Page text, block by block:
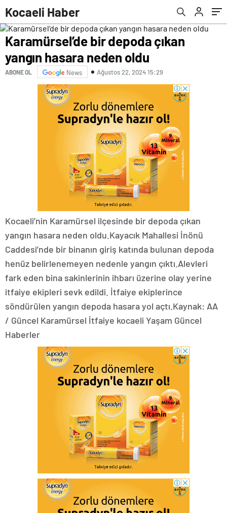
Kocaeli Haber
Karamürsel’de bir depoda çıkan
yangın hasara neden oldu
ABONE OL News Ağustos 22, 2024 15:29
Kocaeli’nin Karamürsel ilçesinde bir depoda çıkan
yangın hasara neden oldu.Kayacık Mahallesi İnönü
Caddesi’nde bir binanın giriş katında bulunan depoda
henüz belirlenemeyen nedenle yangın çıktı.Alevleri
fark eden bina sakinlerinin ihbarı üzerine olay yerine
itfaiye ekipleri sevk edildi. İtfaiye ekiplerince
söndürülen yangın depoda hasara yol açtı.Kaynak: AA
/ Güncel Karamürsel İtfaiye kocaeli Yaşam Güncel
Haberler